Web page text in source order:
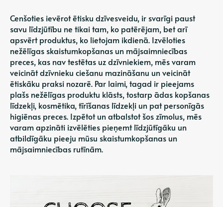
Cenšoties ievērot ētisku dzīvesveidu, ir svarīgi paust
savu līdzjūtību ne tikai tam, ko patērējam, bet arī
apsvērt produktus, ko lietojam ikdienā. Izvēloties
nežēlīgas skaistumkopšanas un mājsaimniecības
preces, kas nav testētas uz dzīvniekiem, mēs varam
veicināt dzīvnieku ciešanu mazināšanu un veicināt
ētiskāku praksi nozarē. Par laimi, tagad ir pieejams
plašs nežēlīgas produktu klāsts, tostarp ādas kopšanas
līdzekļi, kosmētika, tīrīšanas līdzekļi un pat personīgās
higiēnas preces. Izpētot un atbalstot šos zīmolus, mēs
varam apzināti izvēlēties pieņemt līdzjūtīgāku un
atbildīgāku pieeju mūsu skaistumkopšanas un
mājsaimniecības rutīnām.